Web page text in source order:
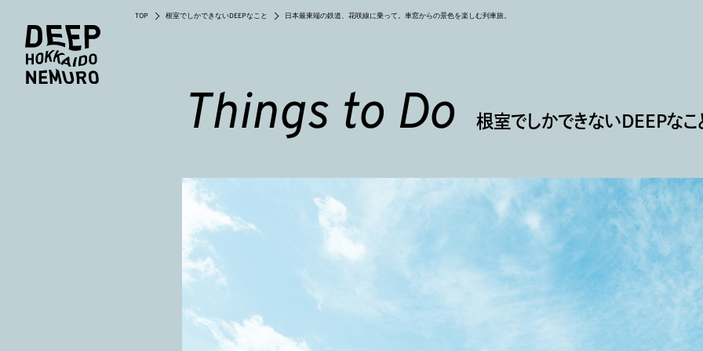
TOP 根室でしかできないDEEPなこと 日本最東端の鉄道、花咲線に乗って。車窓からの景色を楽しむ列車旅。
Things to Do 根室でしかできないDEEPなこ